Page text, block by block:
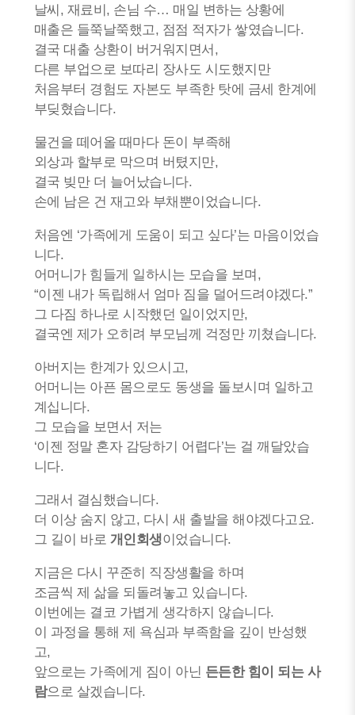
날씨, 재료비, 손님 수… 매일 변하는 상황에
매출은 들쭉날쭉했고, 점점 적자가 쌓였습니다.
결국 대출 상환이 버거워지면서,
다른 부업으로 보따리 장사도 시도했지만
처음부터 경험도 자본도 부족한 탓에 금세 한계에
부딪혔습니다.
물건을 떼어올 때마다 돈이 부족해
외상과 할부로 막으며 버텼지만,
결국 빚만 더 늘어났습니다.
손에 남은 건 재고와 부채뿐이었습니다.
처음엔 ‘가족에게 도움이 되고 싶다’는 마음이었습
니다.
어머니가 힘들게 일하시는 모습을 보며,
“이젠 내가 독립해서 엄마 짐을 덜어드려야겠다.”
그 다짐 하나로 시작했던 일이었지만,
결국엔 제가 오히려 부모님께 걱정만 끼쳤습니다.
아버지는 한계가 있으시고,
어머니는 아픈 몸으로도 동생을 돌보시며 일하고
계십니다.
그 모습을 보면서 저는
‘이젠 정말 혼자 감당하기 어렵다’는 걸 깨달았습
니다.
그래서 결심했습니다.
더 이상 숨지 않고, 다시 새 출발을 해야겠다고요.
그 길이 바로 개인회생이었습니다.
지금은 다시 꾸준히 직장생활을 하며
조금씩 제 삶을 되돌려놓고 있습니다.
이번에는 결코 가볍게 생각하지 않습니다.
이 과정을 통해 제 욕심과 부족함을 깊이 반성했
고,
앞으로는 가족에게 짐이 아닌 든든한 힘이 되는 사
람으로 살겠습니다.